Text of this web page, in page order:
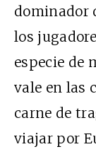
dominador
los
especie de
vale en las
carne de
viajar por